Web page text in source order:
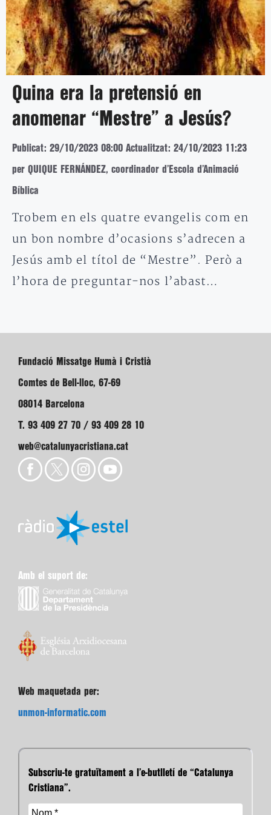
Quina era la pretensió en
anomenar “Mestre” a Jesús?
Publicat: 29/10/2023 08:00 Actualitzat: 24/10/2023 11:23
per QUIQUE FERNÁNDEZ, coordinador d’Escola d’Animació
Bíblica
Trobem en els quatre evangelis com en
un bon nombre d’ocasions s’adrecen a
Jesús amb el títol de “Mestre”. Però a
l’hora de preguntar-nos l’abast…
Fundació Missatge Humà i Cristià
Comtes de Bell-lloc, 67-69
08014 Barcelona
T. 93 409 27 70 / 93 409 28 10
web@catalunyacristiana.cat
Amb el suport de:
Web maquetada per:
unmon-informatic.com
Subscriu-te gratuïtament a l’e-butlletí de “Catalunya
Cristiana”.